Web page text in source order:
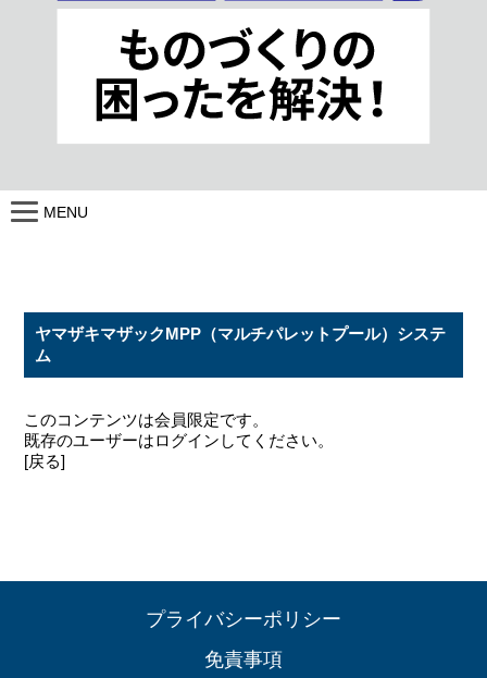
MENU
ヤマザキマザックMPP（マルチパレットプール）システ
ム
このコンテンツは会員限定です。
既存のユーザーはログインしてください。
[戻る]
プライバシーポリシー
免責事項